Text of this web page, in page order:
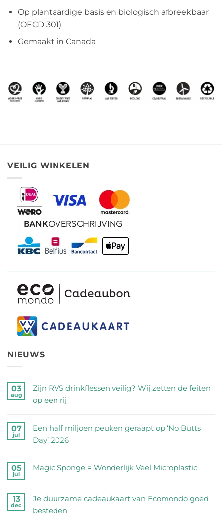
Op plantaardige basis en biologisch afbreekbaar
(OECD 301)
Gemaakt in Canada
VEILIG WINKELEN
NIEUWS
03
aug
Zijn RVS drinkflessen veilig? Wij zetten de feiten
op een rij
reacties
op
RVS
drinkflessen
Wij
zetten
07
jul
Een half miljoen peuken geraapt op ‘No Butts
Day’ 2026
reacties
half
miljoen
05
jul
Magic Sponge = Wonderlijk Veel Microplastic
reacties
op
13
dec
Je duurzame cadeaukaart van Ecomondo goed
besteden